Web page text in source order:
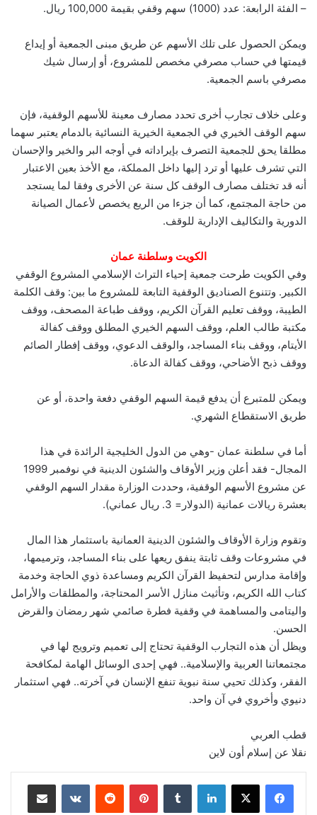
– الفئة الرابعة: عدد (1000) سهم وقفي بقيمة 100,000 ريال.
ويمكن الحصول على تلك الأسهم عن طريق مبنى الجمعية أو إيداع
قيمتها في حساب مصرفي مخصص للمشروع، أو إرسال شيك
مصرفي باسم الجمعية.
وعلى خلاف تجارب أخرى تحدد مصارف معينة للأسهم الوقفية، فإن
سهم الوقف الخيري في الجمعية الخيرية النسائية بالدمام يعتبر سهما
مطلقا يحق للجمعية التصرف بإيراداته في أوجه البر والخير والإحسان
التي تشرف عليها أو ترد إليها داخل المملكة، مع الأخذ بعين الاعتبار
أنه قد تختلف مصارف الوقف كل سنة عن الأخرى وفقا لما يستجد
من حاجة المجتمع، كما أن جزءا من الريع يخصص لأعمال الصيانة
الدورية والتكاليف الإدارية للوقف.
الكويت وسلطنة عمان
وفي الكويت طرحت جمعية إحياء التراث الإسلامي المشروع الوقفي
الكبير. وتتنوع الصناديق الوقفية التابعة للمشروع ما بين: وقف الكلمة
الطيبة، ووقف تعليم القرآن الكريم، ووقف طباعة المصحف، ووقف
مكتبة طالب العلم، ووقف السهم الخيري المطلق ووقف كفالة
الأيتام، ووقف بناء المساجد، والوقف الدعوي، ووقف إفطار الصائم
ووقف ذبح الأضاحي، ووقف كفالة الدعاة.
ويمكن للمتبرع أن يدفع قيمة السهم الوقفي دفعة واحدة، أو عن
طريق الاستقطاع الشهري.
أما في سلطنة عمان -وهي من الدول الخليجية الرائدة في هذا
المجال- فقد أعلن وزير الأوقاف والشئون الدينية في نوفمبر 1999
عن مشروع الأسهم الوقفية، وحددت الوزارة مقدار السهم الوقفي
بعشرة ريالات عمانية (الدولار= 3. ريال عماني).
وتقوم وزارة الأوقاف والشئون الدينية العمانية باستثمار هذا المال
في مشروعات وقف ثابتة ينفق ريعها على بناء المساجد، وترميمها،
وإقامة مدارس لتحفيظ القرآن الكريم ومساعدة ذوي الحاجة وخدمة
كتاب الله الكريم، وتأثيث منازل الأسر المحتاجة، والمطلقات والأرامل
واليتامى والمساهمة في وقفية فطرة صائمي شهر رمضان والقرض
الحسن.
ويظل أن هذه التجارب الوقفية تحتاج إلى تعميم وترويج لها في
مجتمعاتنا العربية والإسلامية.. فهي إحدى الوسائل الهامة لمكافحة
الفقر، وكذلك تحيي سنة نبوية تنفع الإنسان في آخرته.. فهي استثمار
دنيوي وأخروي في آن واحد.
قطب العربي
نقلا عن إسلام أون لاين
لينكدإن بينتيريست